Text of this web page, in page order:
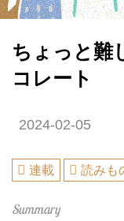
ちょっと難
コレート
2024-02-05
連載 読みも